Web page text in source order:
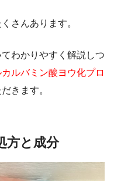
さんあります。
わかりやすく解説しつ
カルバミン酸ヨウ化プロ
きます。
方と成分